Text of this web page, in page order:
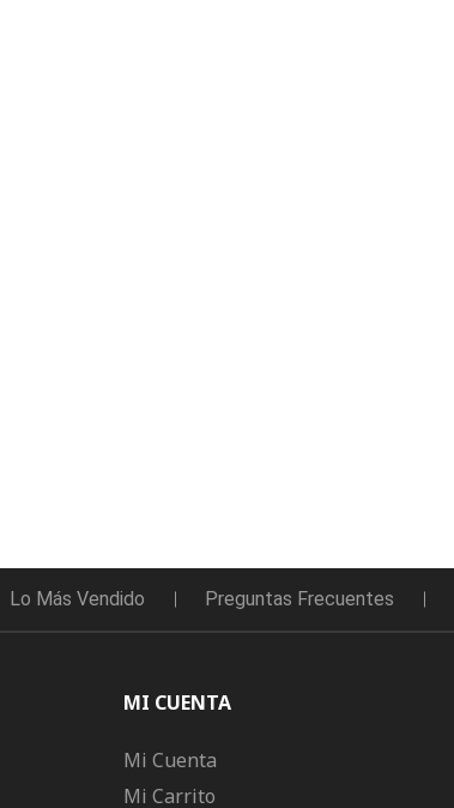
Lo Más Vendido Preguntas Frecuentes
MI CUENTA
Mi Cuenta
Mi Carrito